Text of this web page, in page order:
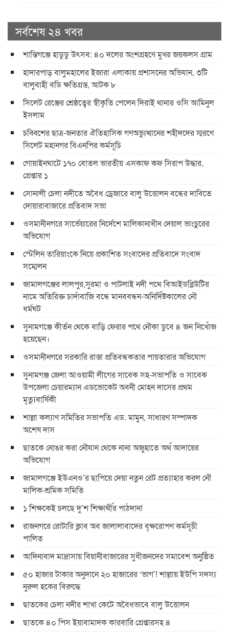
সর্বশেষ ২৪ খবর
শান্তিগঞ্জে হাডুডু উৎসব: ৪০ দলের অংশগ্রহণে মুখর জয়কলস গ্রাম
হাদারপাড় বালুমহালের ইজারা এলাকায় প্রশাসনের অভিযান, ৩টি
বালুবাহী বডি ক্ষতিগ্রস্ত, আটক ৮
সিলেট রেঞ্জের শ্রেষ্ঠত্বের স্বীকৃতি পেলেন দিরাই থানার ওসি আমিনুল
ইসলাম
চব্বিশের ছাত্র-জনতার ঐতিহাসিক গণঅভ্যুত্থানের শহীদদের স্মরণে
সিলেট মহানগর বিএনপির কর্মসূচি
গোয়াইনঘাটে ১৭০ বোতল ভারতীয় এসকাফ কফ সিরাপ উদ্ধার,
গ্রেপ্তার ১
সোনালী চেলা নদীতে অবৈধ ড্রেজারে বালু উত্তোলন বন্ধের দাবিতে
দোয়ারাবাজারে প্রতিবাদ সভা
ওসমানীনগরে সার্ভেয়ারের নির্দেশে মালিকানাধীন দেয়াল ভাংচুরের
অভিযোগ
স্টেলিন তারিয়াংকে নিয়ে প্রকাশিত সংবাদের প্রতিবাদে সংবাদ
সম্মেলন
জামালগঞ্জের লালপুর,সুরমা ও পাটলাই নদী পথে বিআইডব্লিউটির
নামে অতিরিক্ত চাদাঁবাজি বন্ধে মানববন্ধন-অনির্দিষ্টকালের নৌ
ধর্মঘট
সুনামগঞ্জে কীর্তন থেকে বাড়ি ফেরার পথে নৌকা ডুবে ৪ জন নিখোঁজ
হয়েছেন।
ওসমানীনগরে সরকারি রাস্তা প্রতিবন্ধকতার পায়তারার অভিযোগ
সুনামগঞ্জ জেলা আওয়ামী লীগের সাবেক সহ-সভাপতি ও সাবেক
উপজেলা চেয়ারম্যান এডভোকেট অবনী মোহন দাসের প্রথম
মৃত্যুবার্ষিকী
শাল্লা কল্যাণ সমিতির সভাপতি এড. মামুন, সাধারণ সম্পাদক
অশেষ দাস
ছাতকে নোঙর করা নৌযান থেকে নানা অজুহাতে অর্থ আদায়ের
অভিযোগ
জামালগঞ্জে ইউএনও’র ছাপিয়ে দেয়া নতুন রেট প্রত্যাহার করল নৌ
মালিক-শ্রমিক সমিতি
১ শিক্ষকেই চলছে দু’শ শিক্ষার্থীর পাঠদান!
রাজনগরে রোটারি ক্লাব অব জালালাবাদের বৃক্ষরোপণ কর্মসূচী
পালিত
আদিনাবাদ মাদ্রাসায় বিয়ানীবাজারের সুধীজনদের সমাবেশ অনুষ্ঠিত
৫০ হাজার টাকার অনুদানে ২০ হাজারের ‘ভাগ’! শাল্লায় ইউপি সদস্য
নুরুল হকের বিরুদ্ধে
ছাতকের চেলা নদীর শাখা কেটে অবৈধভাবে বালু উত্তোলন
ছাতকে ৪০ পিস ইয়াবামাদক কারবারি গ্রেপ্তারসহ ৪